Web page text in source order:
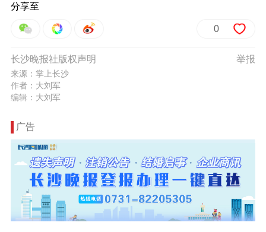
分享至
0
举报
长沙晚报社版权声明
来源：掌上长沙
作者：大刘军
编辑：大刘军
广告